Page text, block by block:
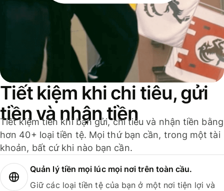
Tiết kiệm khi chi tiêu, gửi
tiền và nhận tiền
Tiết kiệm tiền khi bạn gửi, chi tiêu và nhận tiền bằng
hơn 40+ loại tiền tệ. Mọi thứ bạn cần, trong một tài
khoản, bất cứ khi nào bạn cần.
Quản lý tiền mọi lúc mọi nơi trên toàn cầu.
Giữ các loại tiền tệ của bạn ở một nơi tiện lợi và